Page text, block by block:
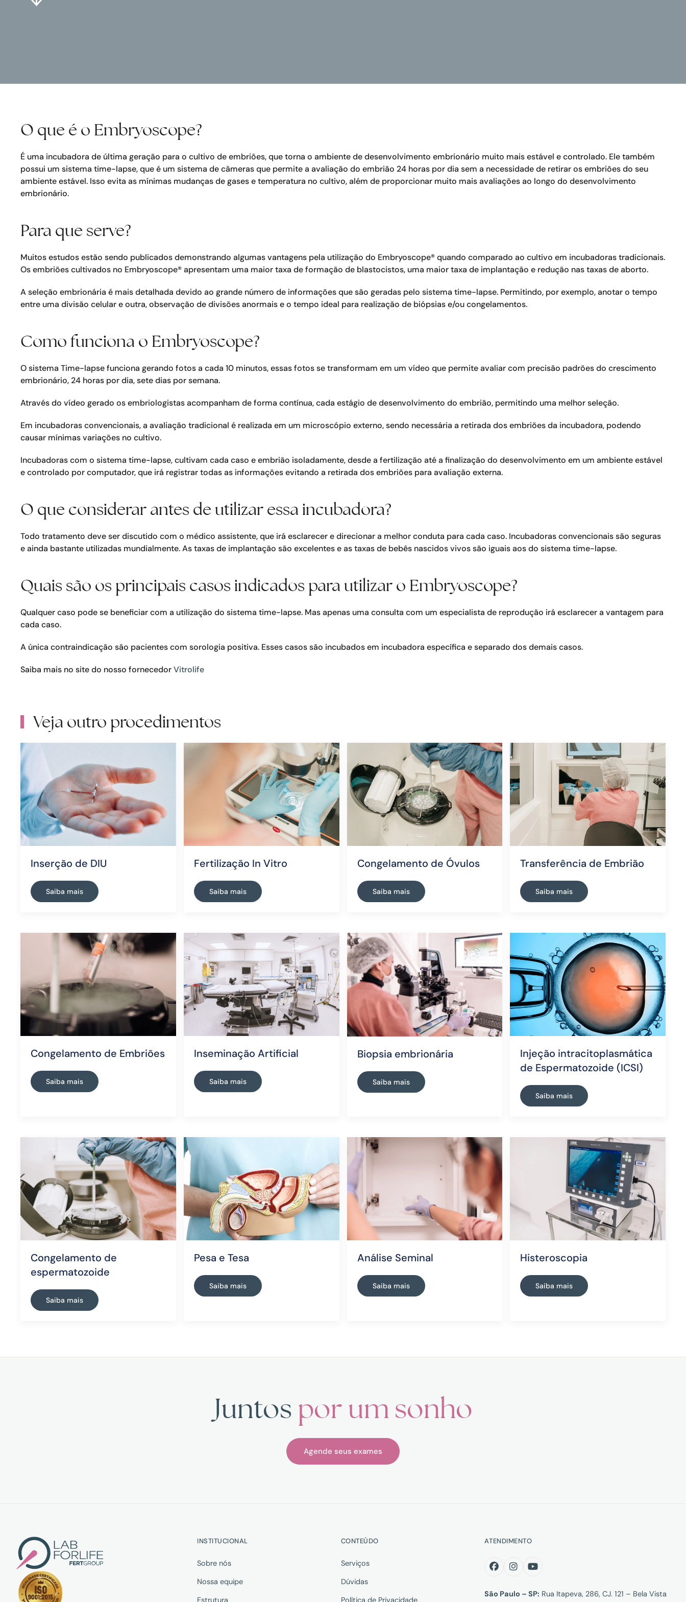
O que é o Embryoscope?
É uma incubadora de última geração para o cultivo de embriões, que torna o ambiente de desenvolvimento embrionário muito mais estável e controlado. Ele também
possui um sistema time-lapse, que é um sistema de câmeras que permite a avaliação do embrião 24 horas por dia sem a necessidade de retirar os embriões do seu
ambiente estável. Isso evita as mínimas mudanças de gases e temperatura no cultivo, além de proporcionar muito mais avaliações ao longo do desenvolvimento
embrionário.
Para que serve?
Muitos estudos estão sendo publicados demonstrando algumas vantagens pela utilização do Embryoscope® quando comparado ao cultivo em incubadoras tradicionais.
Os embriões cultivados no Embryoscope® apresentam uma maior taxa de formação de blastocistos, uma maior taxa de implantação e redução nas taxas de aborto.
A seleção embrionária é mais detalhada devido ao grande número de informações que são geradas pelo sistema time-lapse. Permitindo, por exemplo, anotar o tempo
entre uma divisão celular e outra, observação de divisões anormais e o tempo ideal para realização de biópsias e/ou congelamentos.
Como funciona o Embryoscope?
O sistema Time-lapse funciona gerando fotos a cada 10 minutos, essas fotos se transformam em um vídeo que permite avaliar com precisão padrões do crescimento
embrionário, 24 horas por dia, sete dias por semana.
Através do vídeo gerado os embriologistas acompanham de forma contínua, cada estágio de desenvolvimento do embrião, permitindo uma melhor seleção.
Em incubadoras convencionais, a avaliação tradicional é realizada em um microscópio externo, sendo necessária a retirada dos embriões da incubadora, podendo
causar mínimas variações no cultivo.
Incubadoras com o sistema time-lapse, cultivam cada caso e embrião isoladamente, desde a fertilização até a finalização do desenvolvimento em um ambiente estável
e controlado por computador, que irá registrar todas as informações evitando a retirada dos embriões para avaliação externa.
O que considerar antes de utilizar essa incubadora?
Todo tratamento deve ser discutido com o médico assistente, que irá esclarecer e direcionar a melhor conduta para cada caso. Incubadoras convencionais são seguras
e ainda bastante utilizadas mundialmente. As taxas de implantação são excelentes e as taxas de bebês nascidos vivos são iguais aos do sistema time-lapse.
Quais são os principais casos indicados para utilizar o Embryoscope?
Qualquer caso pode se beneficiar com a utilização do sistema time-lapse. Mas apenas uma consulta com um especialista de reprodução irá esclarecer a vantagem para
cada caso.
A única contraindicação são pacientes com sorologia positiva. Esses casos são incubados em incubadora específica e separado dos demais casos.
Saiba mais no site do nosso fornecedorVitrolife
Veja outro procedimentos
Inserção de DIU
Saiba mais
Fertilização In Vitro
Saiba mais
Congelamento de Óvulos
Saiba mais
Transferência de Embrião
Saiba mais
Congelamento de Embriões
Saiba mais
Inseminação Artificial
Saiba mais
Biopsia embrionária
Saiba mais
Injeção intracitoplasmática
de Espermatozoide (ICSI)
Saiba mais
Congelamento de
espermatozoide
Saiba mais
Pesa e Tesa
Saiba mais
Análise Seminal
Saiba mais
Histeroscopia
Saiba mais
Juntos por um sonho
Agende seus exames
INSTITUCIONAL
Sobre nós
Nossa equipe
Estrutura
CONTEÚDO
Serviços
Dúvidas
Política de Privacidade
ATENDIMENTO
São Paulo – SP: Rua Itapeva, 286, CJ. 121 – Bela Vista